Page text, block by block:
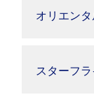
オリエン
スターフ